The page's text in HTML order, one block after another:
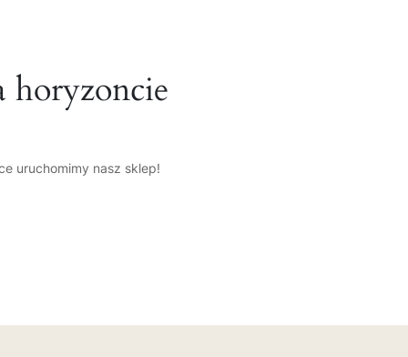
horyzoncie
uruchomimy nasz sklep!